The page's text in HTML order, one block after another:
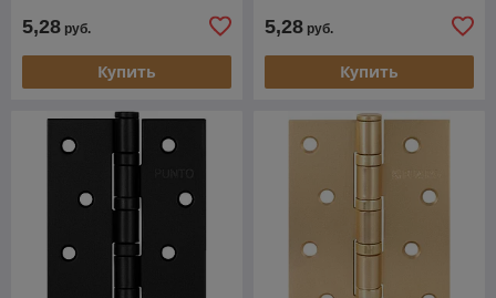
5,28 руб.
Купить
5,28 руб.
Купить